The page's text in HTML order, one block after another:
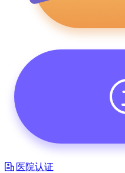
医院认证